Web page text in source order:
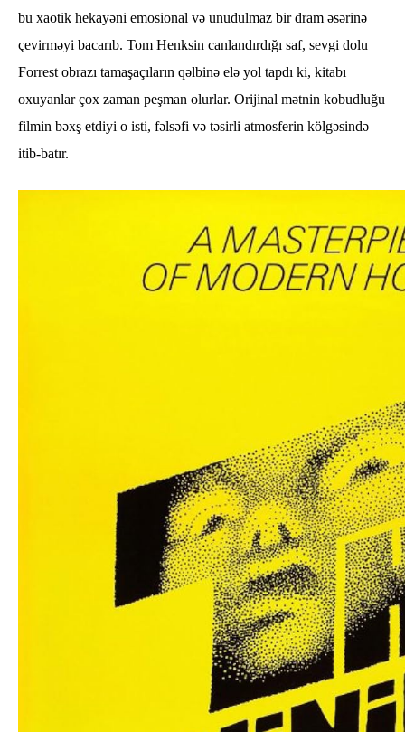
bu xaotik hekayəni emosional və unudulmaz bir dram əsərinə
çevirməyi bacarıb. Tom Henksin canlandırdığı saf, sevgi dolu
Forrest obrazı tamaşaçıların qəlbinə elə yol tapdı ki, kitabı
oxuyanlar çox zaman peşman olurlar. Orijinal mətnin kobudluğu
filmin bəxş etdiyi o isti, fəlsəfi və təsirli atmosferin kölgəsində
itib-batır.